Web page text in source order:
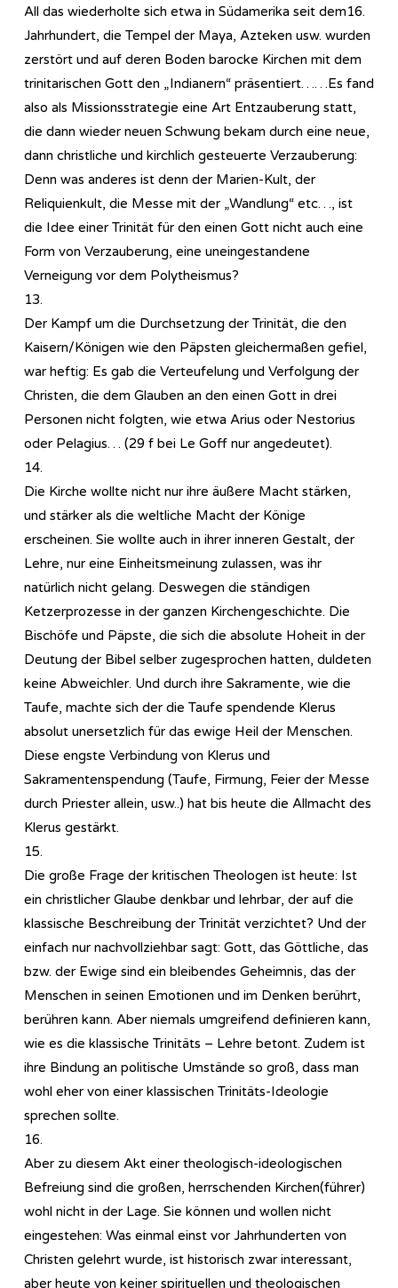
All das wiederholte sich etwa in Südamerika seit dem16.
Jahrhundert, die Tempel der Maya, Azteken usw. wurden
zerstört und auf deren Boden barocke Kirchen mit dem
trinitarischen Gott den „Indianern“ präsentiert……Es fand
also als Missionsstrategie eine Art Entzauberung statt,
die dann wieder neuen Schwung bekam durch eine neue,
dann christliche und kirchlich gesteuerte Verzauberung:
Denn was anderes ist denn der Marien-Kult, der
Reliquienkult, die Messe mit der „Wandlung“ etc…, ist
die Idee einer Trinität für den einen Gott nicht auch eine
Form von Verzauberung, eine uneingestandene
Verneigung vor dem Polytheismus?
13.
Der Kampf um die Durchsetzung der Trinität, die den
Kaisern/Königen wie den Päpsten gleichermaßen gefiel,
war heftig: Es gab die Verteufelung und Verfolgung der
Christen, die dem Glauben an den einen Gott in drei
Personen nicht folgten, wie etwa Arius oder Nestorius
oder Pelagius… (29 f bei Le Goff nur angedeutet).
14.
Die Kirche wollte nicht nur ihre äußere Macht stärken,
und stärker als die weltliche Macht der Könige
erscheinen. Sie wollte auch in ihrer inneren Gestalt, der
Lehre, nur eine Einheitsmeinung zulassen, was ihr
natürlich nicht gelang. Deswegen die ständigen
Ketzerprozesse in der ganzen Kirchengeschichte. Die
Bischöfe und Päpste, die sich die absolute Hoheit in der
Deutung der Bibel selber zugesprochen hatten, duldeten
keine Abweichler. Und durch ihre Sakramente, wie die
Taufe, machte sich der die Taufe spendende Klerus
absolut unersetzlich für das ewige Heil der Menschen.
Diese engste Verbindung von Klerus und
Sakramentenspendung (Taufe, Firmung, Feier der Messe
durch Priester allein, usw..) hat bis heute die Allmacht des
Klerus gestärkt.
15.
Die große Frage der kritischen Theologen ist heute: Ist
ein christlicher Glaube denkbar und lehrbar, der auf die
klassische Beschreibung der Trinität verzichtet? Und der
einfach nur nachvollziehbar sagt: Gott, das Göttliche, das
bzw. der Ewige sind ein bleibendes Geheimnis, das der
Menschen in seinen Emotionen und im Denken berührt,
berühren kann. Aber niemals umgreifend definieren kann,
wie es die klassische Trinitäts – Lehre betont. Zudem ist
ihre Bindung an politische Umstände so groß, dass man
wohl eher von einer klassischen Trinitäts-Ideologie
sprechen sollte.
16.
Aber zu diesem Akt einer theologisch-ideologischen
Befreiung sind die großen, herrschenden Kirchen(führer)
wohl nicht in der Lage. Sie können und wollen nicht
eingestehen: Was einmal einst vor Jahrhunderten von
Christen gelehrt wurde, ist historisch zwar interessant,
aber heute von keiner spirituellen und theologischen